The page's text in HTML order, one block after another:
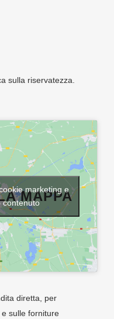
sulla riservatezza
MAPPA
marketing e
contenuto
diretta, per
sulle forniture